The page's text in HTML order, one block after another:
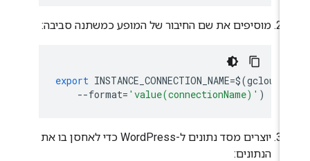
מוסיפים את שם החיבור של המופע כמשתנה סביבה:
export INSTANCE_CONNECTION_NAME=$(gcloud
--format='value(connectionName)'
יוצרים מסד נתונים ל-WordPress כדי לאחסן בו את
הנתונים: